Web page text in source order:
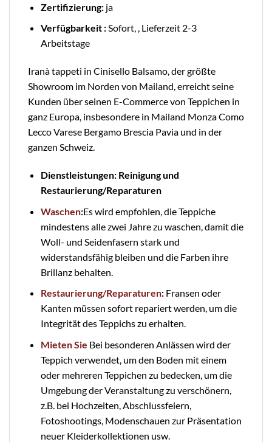
Zertifizierung:ja
Verfügbarkeit :Sofort, , Lieferzeit 2-3
Arbeitstage
Iranà tappeti in Cinisello Balsamo, der größte
Showroom im Norden von Mailand, erreicht seine
Kunden über seinen E-Commerce von Teppichen in
ganz Europa, insbesondere in Mailand Monza Como
Lecco Varese Bergamo Brescia Pavia und in der
ganzen Schweiz.
Dienstleistungen: Reinigung und
Restaurierung/Reparaturen
Waschen:Es wird empfohlen, die Teppiche
mindestens alle zwei Jahre zu waschen, damit die
Woll- und Seidenfasern stark und
widerstandsfähig bleiben und die Farben ihre
Brillanz behalten.
Restaurierung/Reparaturen:Fransen oder
Kanten müssen sofort repariert werden, um die
Integrität des Teppichs zu erhalten.
Mieten Sie Bei besonderen Anlässen wird der
Teppich verwendet, um den Boden mit einem
oder mehreren Teppichen zu bedecken, um die
Umgebung der Veranstaltung zu verschönern,
z.B. bei Hochzeiten, Abschlussfeiern,
Fotoshootings, Modenschauen zur Präsentation
neuer Kleiderkollektionen usw.